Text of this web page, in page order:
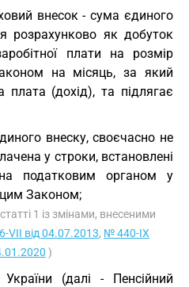
внесок - сума єдиного
розрахунково як добуток
плати на розмір
на місяць, за який
плата (дохід), та підлягає
внеску, своєчасно не
у строки, встановлені
податковим органом у
Законом;
1 із змінами, внесеними
VII від 04.07.2013, № 440-IX
)
(далі - Пенсійний